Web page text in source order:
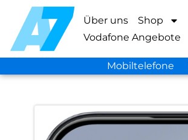
Über uns Shop
Vodafone Angebote
Mobiltelefone